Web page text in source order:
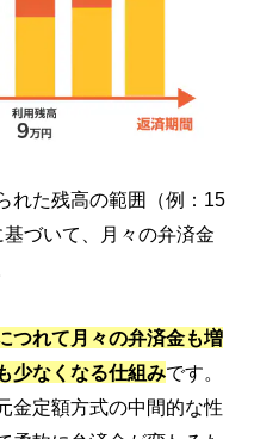
れた残高の範囲（例：15
づいて、月々の弁済金
つれて月々の弁済金も増
少なくなる仕組みです。
金定額方式の中間的な性